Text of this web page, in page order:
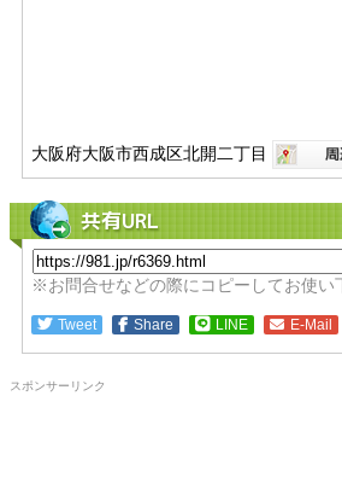
大阪府大阪市西成区北開二丁目
共有URL
※お問合せなどの際にコピーしてお使い
Tweet Share LINE E-Mail
スポンサーリンク